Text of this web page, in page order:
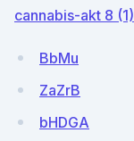
cannabis-akt 8 (1)
BbMu
ZaZrB
bHDGA